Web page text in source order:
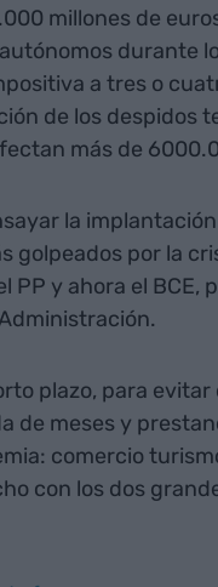
millones de
durante
a tres o
de los despidos
más de
la
golpeados por la
PP y ahora el BCE,
plazo, para
de meses y
comercio
con los dos